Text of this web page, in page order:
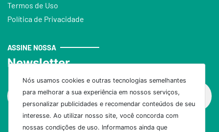
Nós usamos cookies e outras tecnologias semelhantes
para melhorar a sua experiência em nossos serviços,
personalizar publicidades e recomendar conteúdos de seu
interesse. Ao utilizar nosso site, você concorda com
nossas condições de uso. Informamos ainda que
Termos de Uso
Política de Privacidade
ASSINE NOSSA
Newsletter